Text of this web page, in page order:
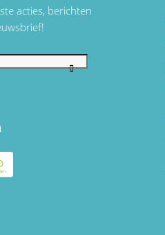
acties, berichten